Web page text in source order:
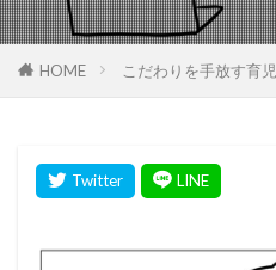
HOME こだわりを手放す育児